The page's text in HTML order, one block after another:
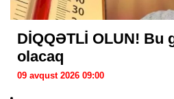
DİQQƏTLİ OLUN! Bu
olacaq
09 avqust 2026 09:00